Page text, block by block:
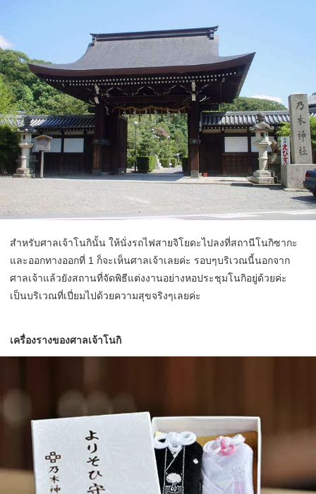
สำหรับศาลเจ้าโนกินั้น ให้นั่งรถไฟสายจิโยดะไปลงที่สถานีโนกิซากะ
และออกทางออกที่ 1 ก็จะเห็นศาลเจ้าเลยค่ะ รอบๆบริเวณนี้นอกจาก
ศาลเจ้าแล้วยังสถานที่จัดพิธีแต่งงานอย่างหอประชุมโนกิอยู่ด้วยค่ะ
เป็นบริเวณที่เปี่ยมไปด้วยความสุขจริงๆเลยค่ะ
เครื่องรางของศาลเจ้าโนกิ